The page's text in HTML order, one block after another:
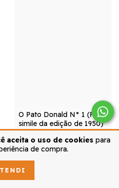
aceita o uso de cookies para
de compra.
O Pato Donald N° 1 (Fac-
simile da edição de 1950)
2x deR$29,65sem juros
R$59,90 R$59,30
R$56,34